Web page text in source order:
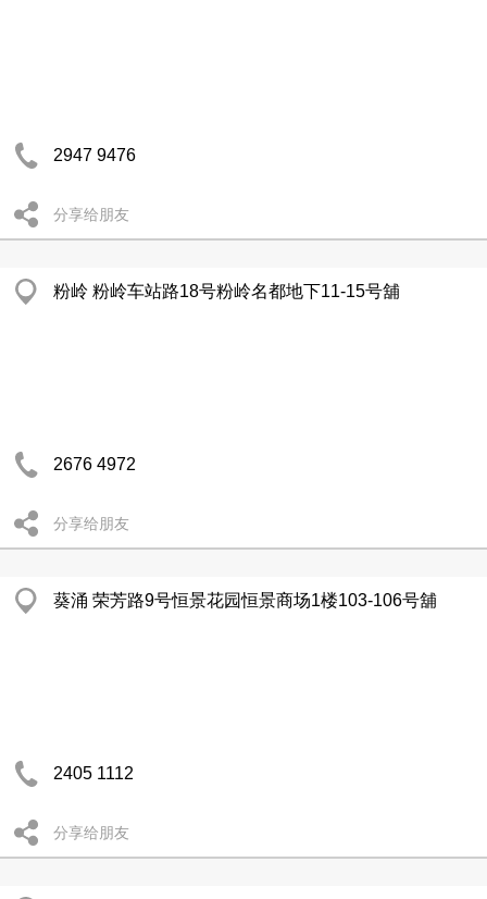
2947 9476
分享给朋友
粉岭 粉岭车站路18号粉岭名都地下11-15号舖
2676 4972
分享给朋友
葵涌 荣芳路9号恒景花园恒景商场1楼103-106号舖
2405 1112
分享给朋友